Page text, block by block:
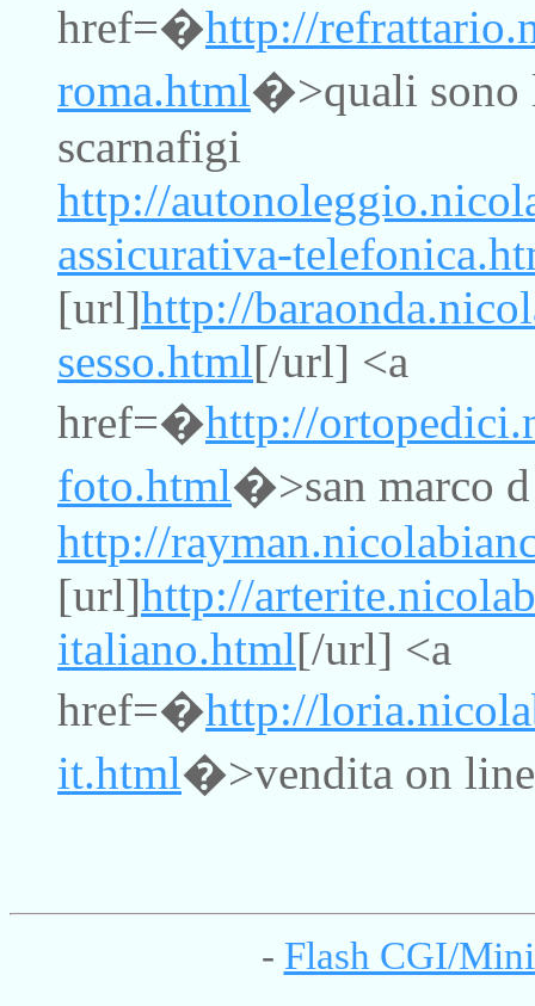
href=�http://
roma.html�>quali sono
scarnafigi
http://
assicurativa-
[url]http://
sesso.html[/url] <a
href=�http://
foto.html�>san marco
http://
[url]http://
italiano.html[/url] <a
href=�http://
it.html�>vendita on line
- Flash CGI/